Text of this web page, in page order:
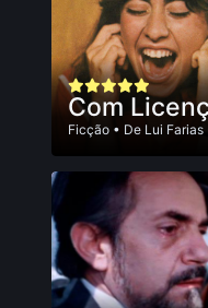
Com
Ficção • De Lui Farias